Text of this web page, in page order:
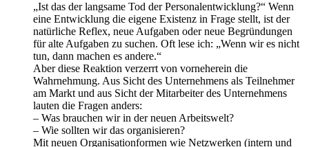
„Ist das der langsame Tod der Personalentwicklung?“ Wenn
eine Entwicklung die eigene Existenz in Frage stellt, ist der
natürliche Reflex, neue Aufgaben oder neue Begründungen
für alte Aufgaben zu suchen. Oft lese ich: „Wenn wir es nicht
tun, dann machen es andere.“
Aber diese Reaktion verzerrt von vorneherein die
Wahrnehmung. Aus Sicht des Unternehmens als Teilnehmer
am Markt und aus Sicht der Mitarbeiter des Unternehmens
lauten die Fragen anders:
– Was brauchen wir in der neuen Arbeitswelt?
– Wie sollten wir das organisieren?
Mit neuen Organisationformen wie Netzwerken (intern und